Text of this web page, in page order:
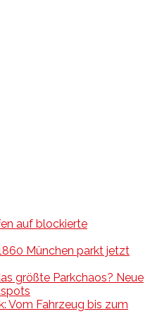
auf blockierte
München parkt jetzt
größte Parkchaos? Neue
Vom Fahrzeug bis zum